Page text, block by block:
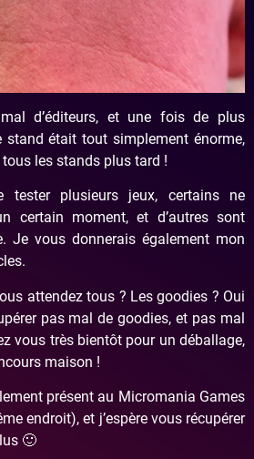
d’éditeurs, et une fois de plus
stand était tout simplement énorme,
les stands plus tard !
tester plusieurs jeux, certains ne
certain moment, et d’autres sont
Je vous donnerais également mon
attendez tous ? Les goodies ? Oui
pas mal de goodies, et pas mal
vous très bientôt pour un déballage,
maison !
présent au Micromania Games
endroit), et j’espère vous récupérer
🙂